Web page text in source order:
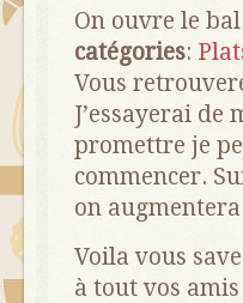
On ouvre le
catégories:
Vous
J’essayerai
promettre je
commencer.
on
Voila vous
à tout vos amis